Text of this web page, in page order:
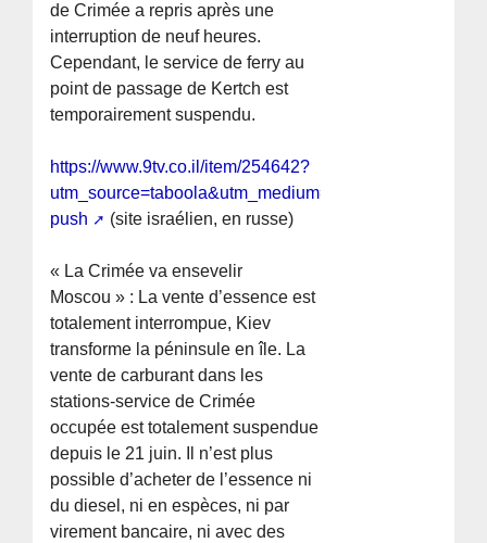
de Crimée a repris après une
interruption de neuf heures.
Cependant, le service de ferry au
point de passage de Kertch est
temporairement suspendu.
https://www.9tv.co.il/item/254642?
utm_source=taboola&utm_medium=editorial-
push
(site israélien, en russe)
« La Crimée va ensevelir
Moscou » : La vente d’essence est
totalement interrompue, Kiev
transforme la péninsule en île. La
vente de carburant dans les
stations-service de Crimée
occupée est totalement suspendue
depuis le 21 juin. Il n’est plus
possible d’acheter de l’essence ni
du diesel, ni en espèces, ni par
virement bancaire, ni avec des